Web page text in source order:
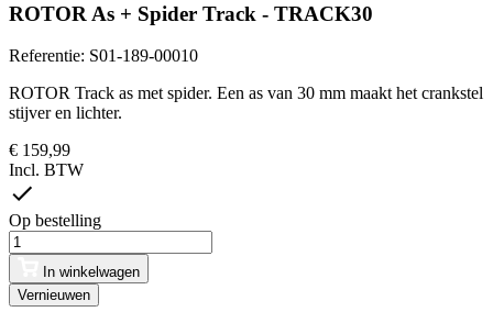
ROTOR As + Spider Track - TRACK30
Referentie: S01-189-00010
ROTOR Track as met spider. Een as van 30 mm maakt het crankstel
stijver en lichter.
€ 159,99
Incl. BTW
Op bestelling
In winkelwagen